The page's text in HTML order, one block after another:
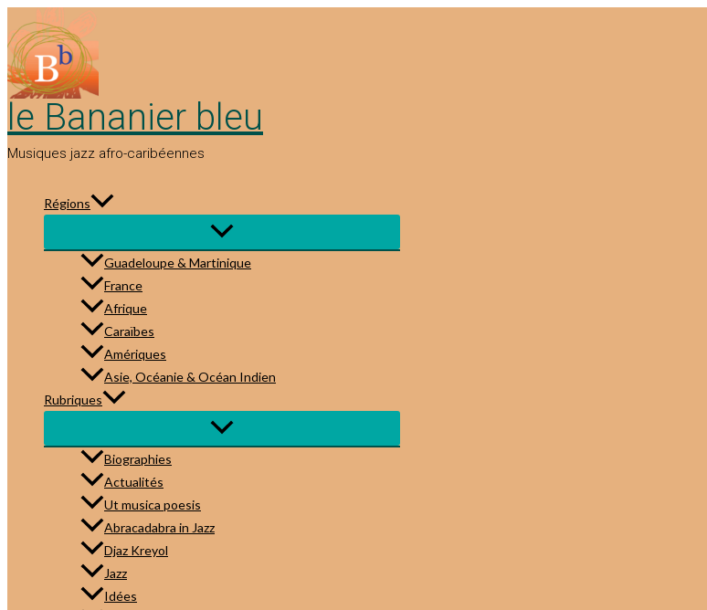
au
contenu
le Bananier bleu
Musiques jazz afro-caribéennes
Régions
Guadeloupe & Martinique
France
Afrique
Caraïbes
Amériques
Asie, Océanie & Océan Indien
Rubriques
Biographies
Actualités
Ut musica poesis
Abracadabra in Jazz
Djaz Kreyol
Jazz
Idées